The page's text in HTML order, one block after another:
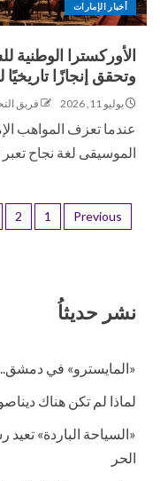
أخبار الإمارات
الأوركسترا
وتحقق إنجازًا تاريخيًا
يوليو 11, 2026 فريق
عندما تعزف المواهب
الموسيقى لغة نجاح تعبر
Previous
1
2
نشر حديثاُ
«المايسترو» في
لماذا لم تكن هناك
«السياحة الباردة»
الحر